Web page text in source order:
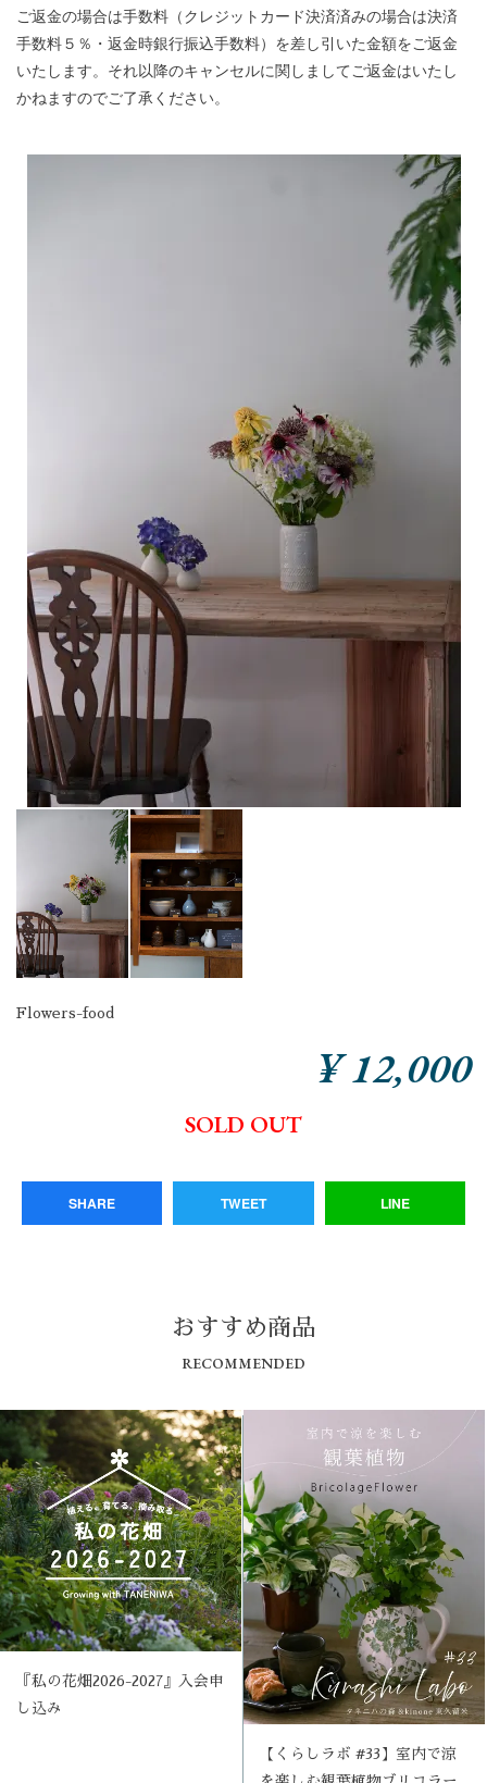
ご返金の場合は手数料（クレジットカード決済済みの場合は決済
手数料５％・返金時銀行振込手数料）を差し引いた金額をご返金
いたします。それ以降のキャンセルに関しましてご返金はいたし
かねますのでご了承ください。
Flowers-food
¥ 12,000
SOLD OUT
SHARE TWEET LINE
おすすめ商品
RECOMMENDED
『私の花畑2026-2027』入会申
し込み
【くらしラボ #33】室内で涼